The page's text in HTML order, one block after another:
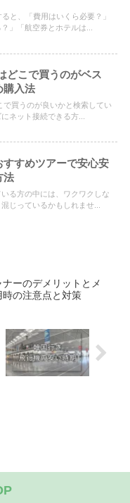
と、「費用はいくら必要？」
」「航空券とホテルは...
どこで買うのがベス
購入法
で買うのが良いかと検索してい
ネット接続できる方...
すめツアーで安心安
法
る方の中には、ワクワクしな
じっているかもしれませ...
ナーのデメリットとメ
時の注意点と対策